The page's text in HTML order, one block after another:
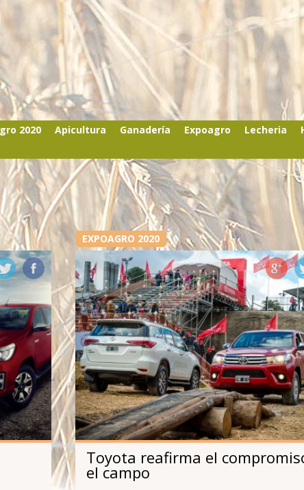
2020 Apicultura Ganadería Expoagro Lecheria
EXPOAGRO 2020
Toyota reafirma el
el campo